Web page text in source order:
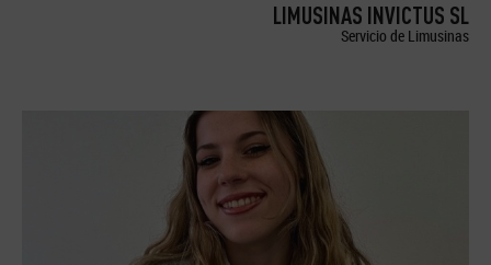
LIMUSINAS INVICTUS SL
Servicio de Limusinas